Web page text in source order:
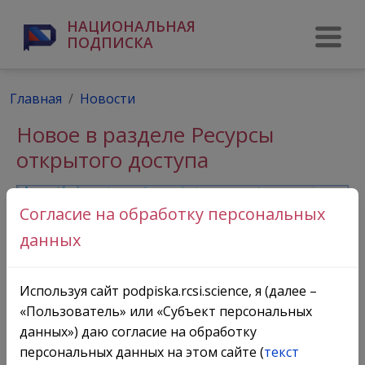
НАЦИОНАЛЬНАЯ
ПОДПИСКА
Главная Новости
Новое в разделе Ресурсы
открытого доступа
Согласие на обработку персональных
данных
Используя сайт podpiska.rcsi.science, я (далее –
«Пользователь» или «Субъект персональных
данных») даю согласие на обработку
персональных данных на этом сайте (текст